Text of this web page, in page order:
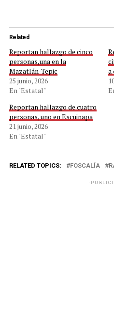
Related
Reportan hallazgo de cinco
personas,una en la
Mazatlán-Tepic
25 junio, 2026
En "Estatal"
a
Reportan hallazgo de cuatro
personas, uno en Escuinapa
21 junio, 2026
En "Estatal"
RELATED TOPICS: FOSCALÍA
-